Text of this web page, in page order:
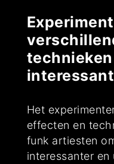
Het
effecten en
funk artiesten
interessanter en